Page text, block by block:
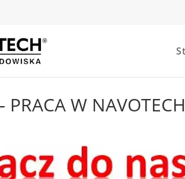
PRACA W NAVOTECH
– Praca w Navotech